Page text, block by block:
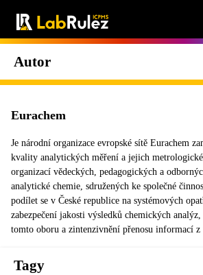
Autor
Eurachem
Je národní organizace evropské sítě Eurachem
kvality analytických měření a jejich metrologické
organizací vědeckých, pedagogických a
analytické chemie, sdružených ke společné
podílet se v České republice na systémových
zabezpečení jakosti výsledků chemických
tomto oboru a zintenzivnění přenosu informací z
Tagy